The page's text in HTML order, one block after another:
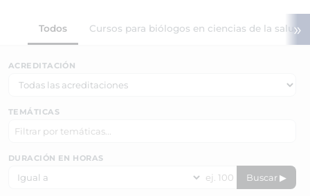
Todos Cursos para biólogos en ciencias de la salud
»
ACREDITACIÓN
TEMÁTICAS
DURACIÓN EN HORAS
Buscar ▶